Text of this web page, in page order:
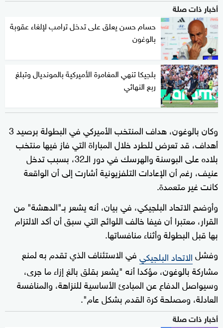
أخبار ذات صلة
حسام حسن يعلق على تدخل ترامب لإلغاء عقوبة
بالوغون
بلجيكا تنهي المغامرة الأميركية بالمونديال وتبلغ
ربع النهائي
وكان بالوغون، هداف المنتخب الأميركي في البطولة برصيد 3
أهداف، قد تعرض للطرد خلال المباراة التي فاز فيها منتخب
بلاده على البوسنة والهرسك في دور الـ32، بسبب تدخل
عنيف، رغم أن الإعادات التلفزيونية أشارت إلى أن الواقعة
كانت غير متعمدة.
وأوضح الاتحاد البلجيكي، في بيان، أنه يشعر بـ"الدهشة" من
القرار، معتبرا أن فيفا خالف اللوائح التي سبق أن أكد الالتزام
بها قبل البطولة وأثناء منافساتها.
وفشلالاتحاد البلجيكيفي الاستئناف الذي تقدم به لمنع
مشاركة بالوغون، مؤكدا أنه "يشعر بقلق بالغ إزاء ما جرى،
وسيواصل الدفاع عن المبادئ الأساسية للنزاهة، والمنافسة
العادلة، ومصلحة كرة القدم بشكل عام".
أخبار ذات صلة